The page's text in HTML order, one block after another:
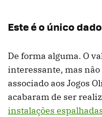
Este é o único
De forma alguma. O
interessante, mas
associado aos Jogos
acabaram de ser
instalações